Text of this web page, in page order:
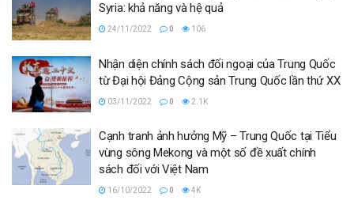
Syria: khả năng và hệ quả
24/11/2022 0 106
Nhận diện chính sách đối ngoại của Trung Quốc
từ Đại hội Đảng Cộng sản Trung Quốc lần thứ XX
03/11/2022 0 2.1K
Cạnh tranh ảnh hưởng Mỹ – Trung Quốc tại Tiểu
vùng sông Mekong và một số đề xuất chính
sách đối với Việt Nam
16/10/2022 0 4K